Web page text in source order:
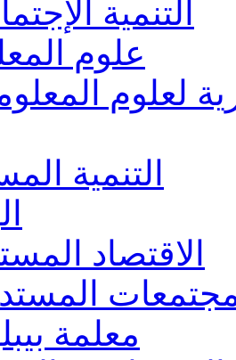
التنمية
علوم
لعلوم
التنمية
الاقتصاد
معلمة